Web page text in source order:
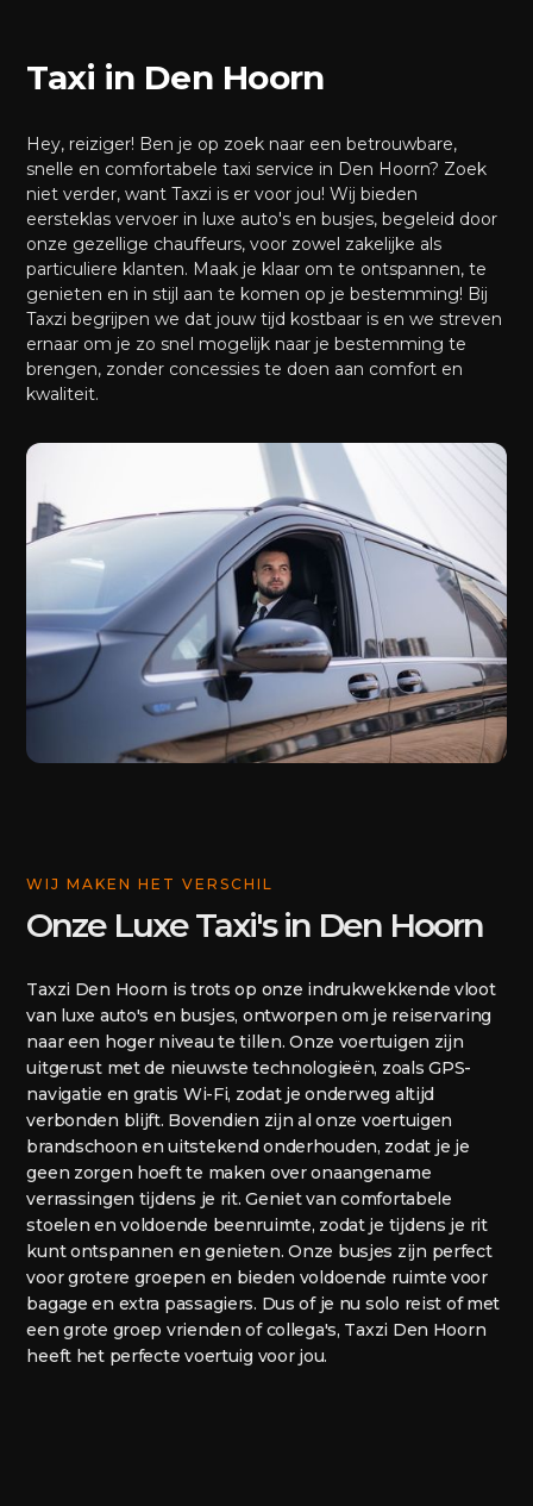
Taxi in Den Hoorn
Hey, reiziger! Ben je op zoek naar een betrouwbare,
snelle en comfortabele taxi service in Den Hoorn? Zoek
niet verder, want Taxzi is er voor jou! Wij bieden
eersteklas vervoer in luxe auto's en busjes, begeleid door
onze gezellige chauffeurs, voor zowel zakelijke als
particuliere klanten. Maak je klaar om te ontspannen, te
genieten en in stijl aan te komen op je bestemming! Bij
Taxzi begrijpen we dat jouw tijd kostbaar is en we streven
ernaar om je zo snel mogelijk naar je bestemming te
brengen, zonder concessies te doen aan comfort en
kwaliteit.
Taxzi Den Hoorn is trots op onze indrukwekkende vloot
van luxe auto's en busjes, ontworpen om je reiservaring
naar een hoger niveau te tillen. Onze voertuigen zijn
uitgerust met de nieuwste technologieën, zoals GPS-
navigatie en gratis Wi-Fi, zodat je onderweg altijd
verbonden blijft. Bovendien zijn al onze voertuigen
brandschoon en uitstekend onderhouden, zodat je je
geen zorgen hoeft te maken over onaangename
verrassingen tijdens je rit. Geniet van comfortabele
stoelen en voldoende beenruimte, zodat je tijdens je rit
kunt ontspannen en genieten. Onze busjes zijn perfect
voor grotere groepen en bieden voldoende ruimte voor
bagage en extra passagiers. Dus of je nu solo reist of met
een grote groep vrienden of collega's, Taxzi Den Hoorn
heeft het perfecte voertuig voor jou.
WIJ MAKEN HET VERSCHIL
Onze Luxe Taxi's in Den Hoorn